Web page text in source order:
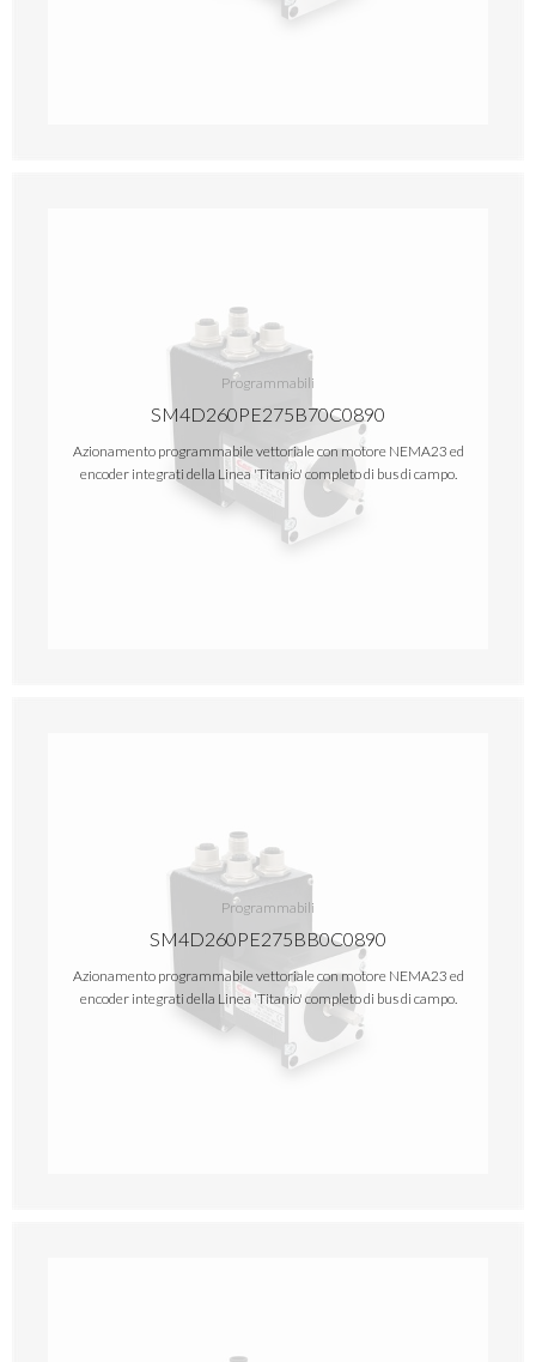
Programmabili
SM4D260PE275B70C0890
Azionamento programmabile vettoriale con motore NEMA23 ed
encoder integrati della Linea 'Titanio' completo di bus di campo.
Programmabili
SM4D260PE275BB0C0890
Azionamento programmabile vettoriale con motore NEMA23 ed
encoder integrati della Linea 'Titanio' completo di bus di campo.